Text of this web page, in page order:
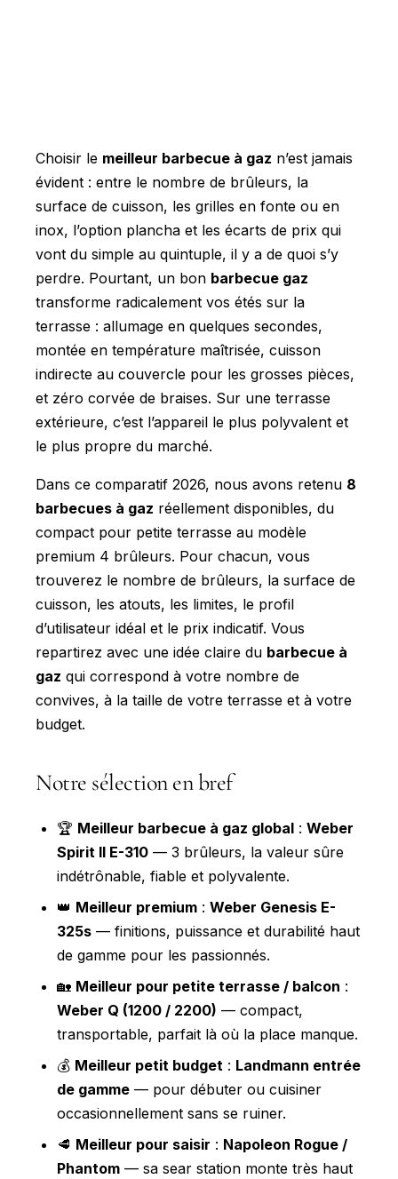
Choisir le meilleur barbecue à gaz n’est jamais
évident : entre le nombre de brûleurs, la
surface de cuisson, les grilles en fonte ou en
inox, l’option plancha et les écarts de prix qui
vont du simple au quintuple, il y a de quoi s’y
perdre. Pourtant, un bon barbecue gaz
transforme radicalement vos étés sur la
terrasse : allumage en quelques secondes,
montée en température maîtrisée, cuisson
indirecte au couvercle pour les grosses pièces,
et zéro corvée de braises. Sur une terrasse
extérieure, c’est l’appareil le plus polyvalent et
le plus propre du marché.
Dans ce comparatif 2026, nous avons retenu 8
barbecues à gaz réellement disponibles, du
compact pour petite terrasse au modèle
premium 4 brûleurs. Pour chacun, vous
trouverez le nombre de brûleurs, la surface de
cuisson, les atouts, les limites, le profil
d’utilisateur idéal et le prix indicatif. Vous
repartirez avec une idée claire du barbecue à
gaz qui correspond à votre nombre de
convives, à la taille de votre terrasse et à votre
budget.
Notre sélection en bref
🏆 Meilleur barbecue à gaz global : Weber
Spirit II E-310 — 3 brûleurs, la valeur sûre
indétrônable, fiable et polyvalente.
👑 Meilleur premium : Weber Genesis E-
325s — finitions, puissance et durabilité haut
de gamme pour les passionnés.
🏡 Meilleur pour petite terrasse / balcon :
Weber Q (1200 / 2200) — compact,
transportable, parfait là où la place manque.
💰 Meilleur petit budget : Landmann entrée
de gamme — pour débuter ou cuisiner
occasionnellement sans se ruiner.
🥩 Meilleur pour saisir : Napoleon Rogue /
Phantom — sa sear station monte très haut